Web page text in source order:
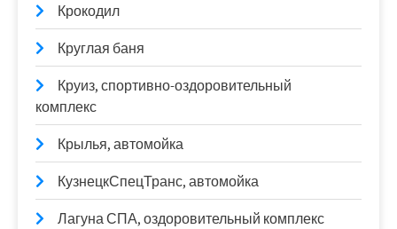
Крокодил
Круглая баня
Круиз, спортивно-оздоровительный
комплекс
Крылья, автомойка
КузнецкСпецТранс, автомойка
Лагуна СПА, оздоровительный комплекс